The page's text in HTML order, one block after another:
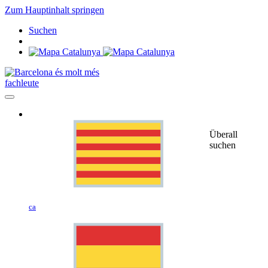
Zum Hauptinhalt springen
Suchen
fachleute
ca
Überall
suchen